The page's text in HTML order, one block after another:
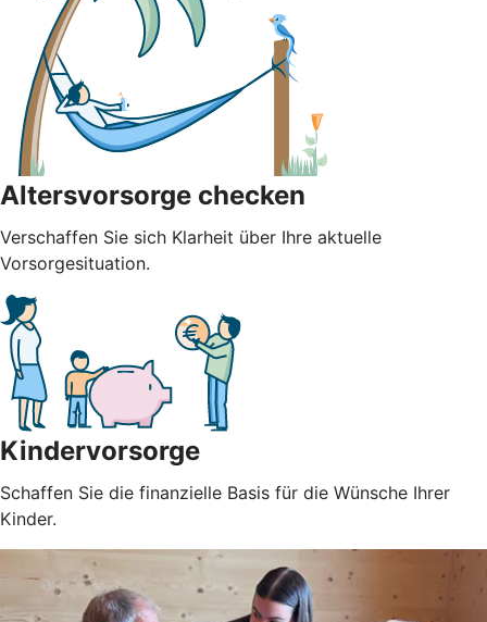
Altersvorsorge checken
Verschaffen Sie sich Klarheit über Ihre aktuelle
Vorsorgesituation.
Kindervorsorge
Schaffen Sie die finanzielle Basis für die Wünsche Ihrer
Kinder.